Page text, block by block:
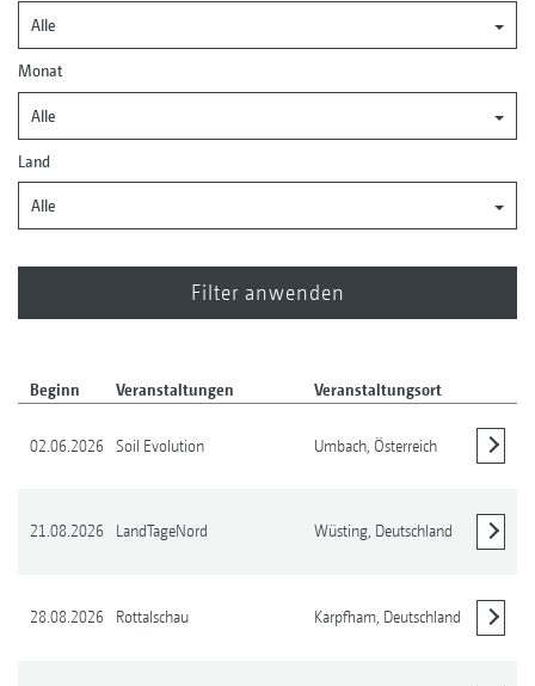
Alle
Monat
Alle
Land
Alle
Beginn Veranstaltungen Veranstaltungsort
02.06.2026 Soil Evolution Umbach, Österreich
21.08.2026 LandTageNord Wüsting, Deutschland
28.08.2026 Rottalschau Karpfham, Deutschland